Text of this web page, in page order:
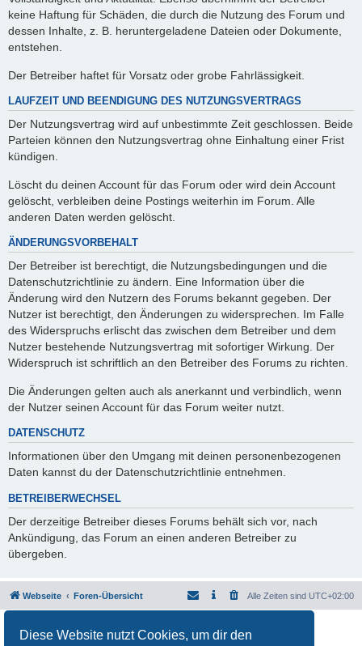
Diese Website nutzt Cookies, um dir den
keine Haftung für Schäden, die durch die Nutzung des Forum und
dessen Inhalte, z. B. heruntergeladene Dateien oder Dokumente,
entstehen.
Der Betreiber haftet für Vorsatz oder grobe Fahrlässigkeit.
LAUFZEIT UND BEENDIGUNG DES NUTZUNGSVERTRAGS
Der Nutzungsvertrag wird auf unbestimmte Zeit geschlossen. Beide
Parteien können den Nutzungsvertrag ohne Einhaltung einer Frist
kündigen.
Löscht du deinen Account für das Forum oder wird dein Account
gelöscht, verbleiben deine Postings weiterhin im Forum. Alle
anderen Daten werden gelöscht.
ÄNDERUNGSVORBEHALT
Der Betreiber ist berechtigt, die Nutzungsbedingungen und die
Datenschutzrichtlinie zu ändern. Eine Information über die
Änderung wird den Nutzern des Forums bekannt gegeben. Der
Nutzer ist berechtigt, den Änderungen zu widersprechen. Im Falle
des Widerspruchs erlischt das zwischen dem Betreiber und dem
Nutzer bestehende Nutzungsvertrag mit sofortiger Wirkung. Der
Widerspruch ist schriftlich an den Betreiber des Forums zu richten.
Die Änderungen gelten auch als anerkannt und verbindlich, wenn
der Nutzer seinen Account für das Forum weiter nutzt.
DATENSCHUTZ
Informationen über den Umgang mit deinen personenbezogenen
Daten kannst du der Datenschutzrichtlinie entnehmen.
BETREIBERWECHSEL
Der derzeitige Betreiber dieses Forums behält sich vor, nach
Ankündigung, das Forum an einen anderen Betreiber zu
übergeben.
Webseite Foren-Übersicht Alle Zeiten sind UTC+02:00
Deutsche Übersetzung durchphpBB.de